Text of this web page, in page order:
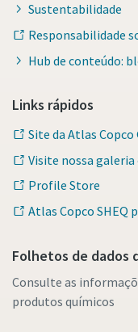
Sustentabilidade
Responsabilidade
Hub de conteúdo:
Links rápidos
Site da Atlas Copco
Visite nossa galeria
Profile Store
Atlas Copco SHEQ
Folhetos de dados
Consulte as
produtos químicos